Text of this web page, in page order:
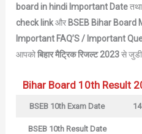
board in hindi Important Dateतथा
check linkऔर BSEB Bihar Board
Important FAQ’S / Important
आपकोबिहारमैट्रिकरिजल्ट 2023से जुडी
Bihar Board 10th Result
BSEB 10th Exam Date
BSEB 10th Result Date